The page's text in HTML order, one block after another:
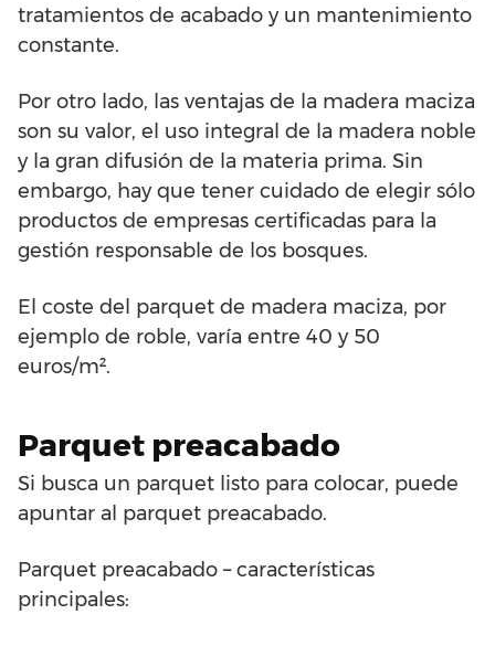
tratamientos de acabado y un mantenimiento
constante.
Por otro lado, las ventajas de la madera maciza
son su valor, el uso integral de la madera noble
y la gran difusión de la materia prima. Sin
embargo, hay que tener cuidado de elegir sólo
productos de empresas certificadas para la
gestión responsable de los bosques.
El coste del parquet de madera maciza, por
ejemplo de roble, varía entre 40 y 50
euros/m².
Parquet preacabado
Si busca un parquet listo para colocar, puede
apuntar al parquet preacabado.
Parquet preacabado – características
principales: